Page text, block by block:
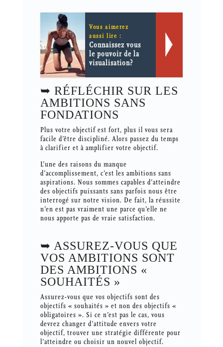
Vous aimerez
aussi lire :
Connaissez vous
le pouvoir de la
visualisation?
➥ RÉFLÉCHIR SUR LES
AMBITIONS SANS
FONDATIONS
Plus votre objectif est fort, plus il vous sera
facile d’être discipliné. Alors passez du temps
à clarifier et à amplifier votre objectif.
L’une des raisons du manque
d’accomplissement, c’est les ambitions sans
aspirations. Nous sommes capables d’atteindre
des objectifs puissants sans parfois nous être
interrogé sur notre vision. De fait, la réussite
n’en est pas vraiment une parce qu’elle ne
nous apporte pas de vraie satisfaction.
➥ ASSUREZ-VOUS QUE
VOS AMBITIONS SONT
DES AMBITIONS «
SOUHAITÉS »
Assurez-vous que vos objectifs sont des
objectifs « souhaités » et non des objectifs «
obligatoires ». Si ce n’est pas le cas, vous
devrez changer d’attitude envers votre
objectif, trouver une stratégie différente pour
l’atteindre ou choisir un nouvel objectif.